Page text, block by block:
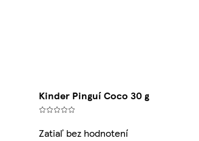
Kinder Pinguí Coco 30 g
Zatiaľ bez hodnotení